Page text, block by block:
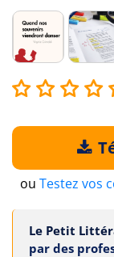
ou Testez vos
Le Petit
par des